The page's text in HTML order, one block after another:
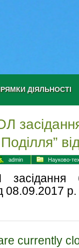
ДІЯЛЬНОСТІ
Поділля”
admin Науково-
08.09.2017 р.
currently